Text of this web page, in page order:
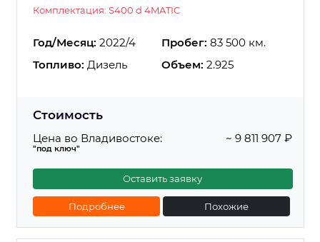
Комплектация: S400 d 4MATIC
Год/Месяц: 2022/4 Пробег: 83 500 км.
Топливо: Дизель Объем: 2.925
Стоимость
Цена во Владивостоке:
"под ключ"
~ 9 811 907 ₽
Оставить заявку
Подробнее Похожие